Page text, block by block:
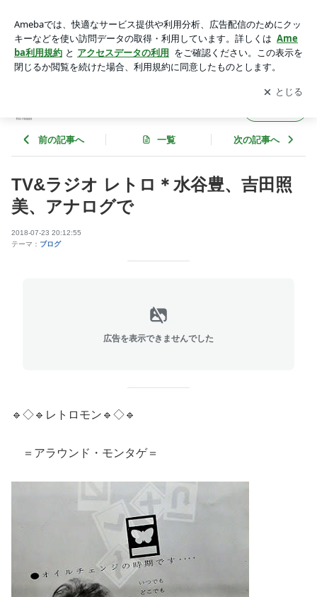
p モンタゲアプリをダウンロードして ブログの更新通知
を受け取りまし
ょう。
開く
前の記事へ 一覧 次の記事へ
TV&ラジオ レトロ＊水谷豊、吉田照
美、アナログで
2018-07-23 20:12:55
テーマ： ブログ
広告を表示できませんでした
🔹◇🔹レトロモン🔹◇🔹
＝アラウンド・モンタゲ＝